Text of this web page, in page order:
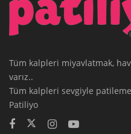
Tüm kalpleri miyavlatmak,
varız..
Tüm kalpleri sevgiyle
Patiliyo